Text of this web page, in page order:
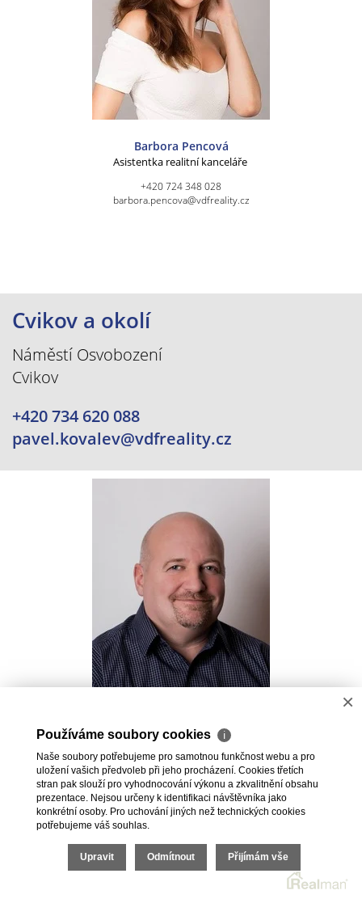
Barbora Pencová
Asistentka realitní kanceláře
+420 724 348 028
barbora.pencova@vdfreality.cz
Cvikov a okolí
Náměstí Osvobození
Cvikov
+420 734 620 088
pavel.kovalev@vdfreality.cz
Pavel Kovalev
+420 723 491 625
pavel.kovalev@vdfreality.cz
×
Používáme soubory cookies ℹ
Naše soubory potřebujeme pro samotnou funkčnost webu a pro
uložení vašich předvoleb při jeho procházení. Cookies třetích
stran pak slouží pro vyhodnocování výkonu a zkvalitnění obsahu
prezentace. Nejsou určeny k identifikaci návštěvníka jako
konkrétní osoby. Pro uchování jiných než technických cookies
potřebujeme váš souhlas.
Upravit Odmítnout Přijímám vše